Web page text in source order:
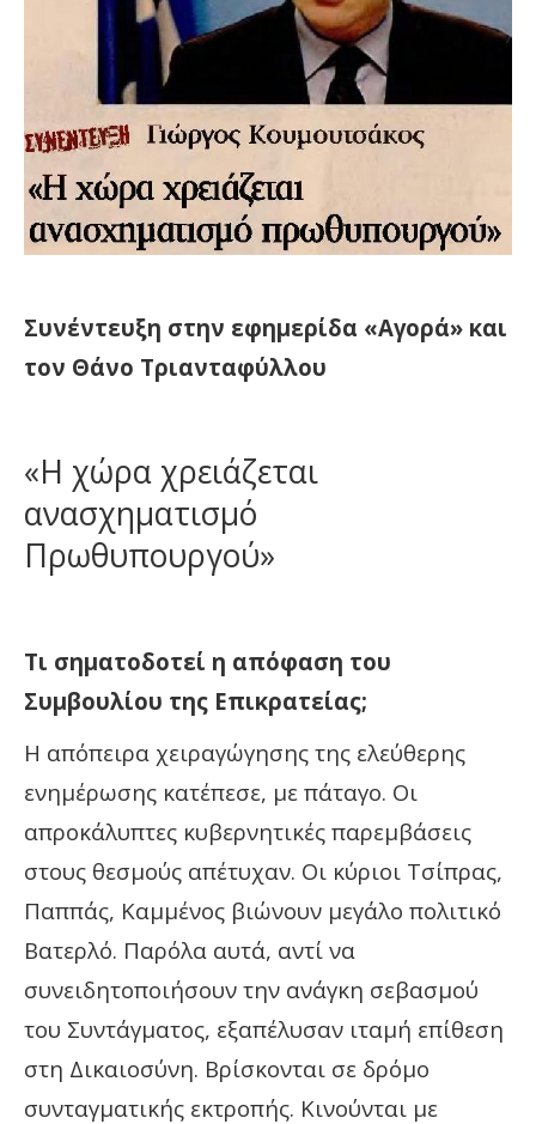
Συνέντευξη στην εφημερίδα «Αγορά» και
τον Θάνο Τριανταφύλλου
«Η χώρα χρειάζεται
ανασχηματισμό
Πρωθυπουργού»
Τι σηματοδοτεί η απόφαση του
Συμβουλίου της Επικρατείας;
Η απόπειρα χειραγώγησης της ελεύθερης
ενημέρωσης κατέπεσε, με πάταγο. Οι
απροκάλυπτες κυβερνητικές παρεμβάσεις
στους θεσμούς απέτυχαν. Οι κύριοι Τσίπρας,
Παππάς, Καμμένος βιώνουν μεγάλο πολιτικό
Βατερλό. Παρόλα αυτά, αντί να
συνειδητοποιήσουν την ανάγκη σεβασμού
του Συντάγματος, εξαπέλυσαν ιταμή επίθεση
στη Δικαιοσύνη. Βρίσκονται σε δρόμο
συνταγματικής εκτροπής. Κινούνται με